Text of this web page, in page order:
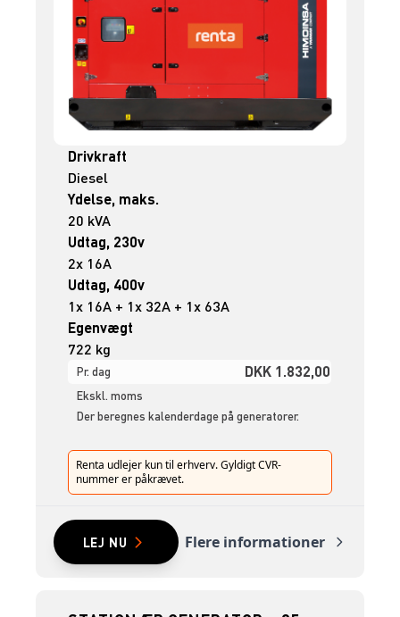
Drivkraft
Diesel
Ydelse, maks.
20 kVA
Udtag, 230v
2x 16A
Udtag, 400v
1x 16A + 1x 32A + 1x 63A
Egenvægt
722 kg
Pr. dag DKK 1.832,00
Ekskl. moms
Der beregnes kalenderdage på generatorer.
Renta udlejer kun til erhverv. Gyldigt CVR-
nummer er påkrævet.
LEJ NU Flere informationer